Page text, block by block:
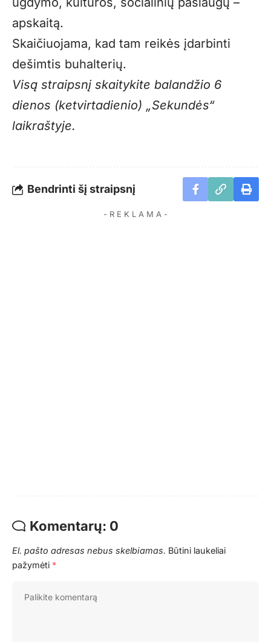
apskaitą.
Skaičiuojama, kad tam reikės įdarbinti
dešimtis buhalterių.
Visą straipsnį skaitykite balandžio 6
dienos (ketvirtadienio) „Sekundės“
laikraštyje.
Bendrinti šį straipsnį
- R E K L A M A -
Komentarų: 0
El. pašto adresas nebus skelbiamas. Būtini laukeliai
pažymėti *